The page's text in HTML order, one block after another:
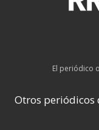
El periódico
Otros periódicos